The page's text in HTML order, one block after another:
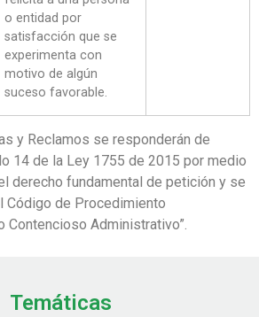
o entidad por
satisfacción que se
experimenta con
motivo de algún
suceso favorable.
y Reclamos se responderán de
14 de la Ley 1755 de 2015 por medio
derecho fundamental de petición y se
Código de Procedimiento
Contencioso Administrativo”.
Temáticas